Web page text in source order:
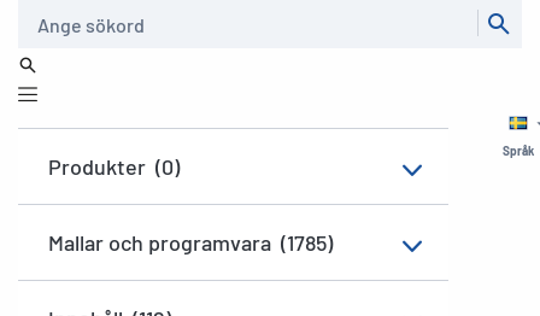
Språk
Produkter (0)
Mallar och programvara (1785)